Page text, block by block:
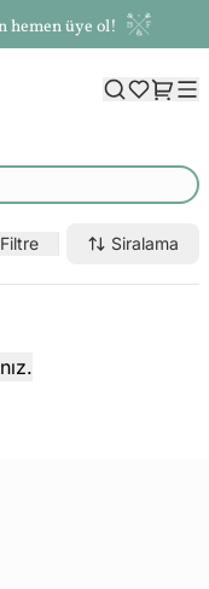
hemen üye ol!
Filtre Siralama